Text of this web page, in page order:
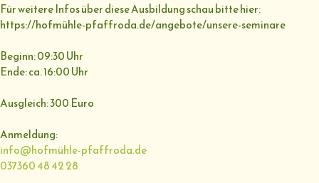
Für weitere Infos über diese Ausbildung schau bitte hier:
https://hofmühle-pfaffroda.de/angebote/unsere-seminare
Beginn: 09:30 Uhr
Ende: ca. 16:00 Uhr
Ausgleich: 300 Euro
Anmeldung:
info@hofmühle-pfaffroda.de
037360 48 42 28